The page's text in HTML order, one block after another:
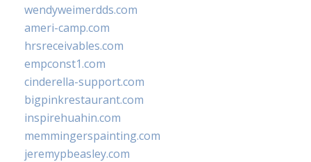
wendyweimerdds.com
ameri-camp.com
hrsreceivables.com
empconst1.com
cinderella-support.com
bigpinkrestaurant.com
inspirehuahin.com
memmingerspainting.com
jeremypbeasley.com